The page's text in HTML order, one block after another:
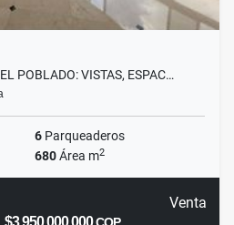
POBLADO: VISTAS, ESPAC…
6 Parqueaderos
680Área m2
Venta